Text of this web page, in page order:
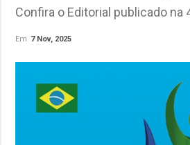
Confira o Editorial publicado na
Em 7 Nov, 2025